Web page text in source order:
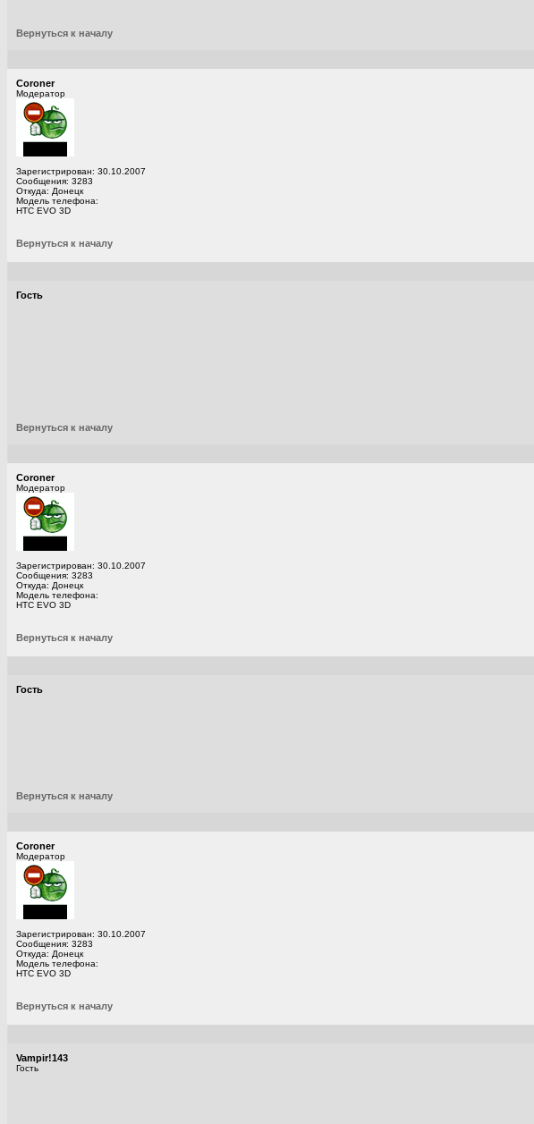
Вернуться к началу
Coroner
Модератор
Зарегистрирован: 30.10.2007
Сообщения: 3283
Откуда: Донецк
Модель телефона:
HTC EVO 3D
Вернуться к началу
Гость
Вернуться к началу
Coroner
Модератор
Зарегистрирован: 30.10.2007
Сообщения: 3283
Откуда: Донецк
Модель телефона:
HTC EVO 3D
Вернуться к началу
Гость
Вернуться к началу
Coroner
Модератор
Зарегистрирован: 30.10.2007
Сообщения: 3283
Откуда: Донецк
Модель телефона:
HTC EVO 3D
Вернуться к началу
Vampir!143
Гость